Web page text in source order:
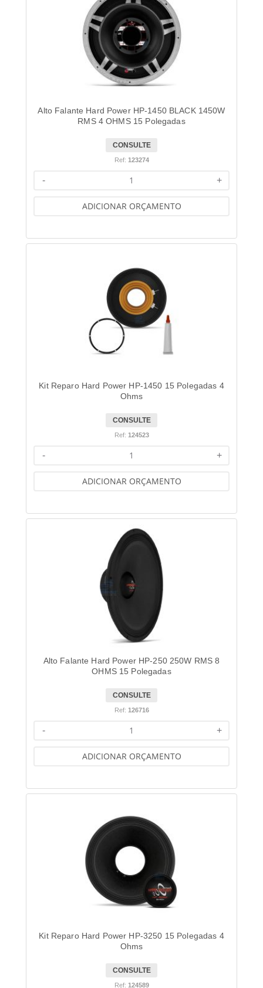
Alto Falante Hard Power HP-1450 BLACK 1450W
RMS 4 OHMS 15 Polegadas
CONSULTE
Ref: 123274
+
-
ADICIONAR ORÇAMENTO
Kit Reparo Hard Power HP-1450 15 Polegadas 4
Ohms
CONSULTE
Ref: 124523
+
-
ADICIONAR ORÇAMENTO
Alto Falante Hard Power HP-250 250W RMS 8
OHMS 15 Polegadas
CONSULTE
Ref: 126716
+
-
ADICIONAR ORÇAMENTO
Kit Reparo Hard Power HP-3250 15 Polegadas 4
Ohms
CONSULTE
Ref: 124589